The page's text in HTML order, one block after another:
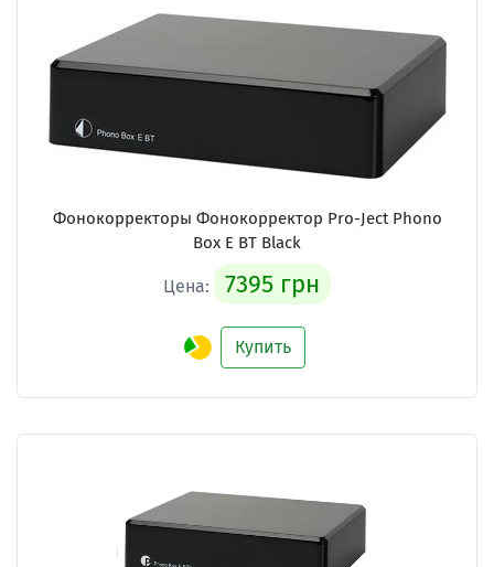
Фонокорректоры Фонокорректор Pro-Ject Phono
Box E BT Black
Цена: 7395 грн
Купить